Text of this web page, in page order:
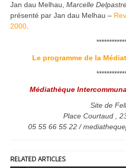
Jan dau Melhau, Marcelle
présenté par Jan dau Melhau –
2000.
Le programme de la
Médiathèque
Site de
Place Courtaud ,
05 55 66 55 22 /
RELATED ARTICLES